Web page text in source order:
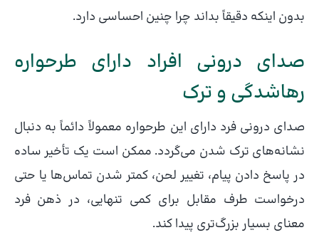
بدون اینکه دقیقاً بداند چرا چنین احساسی دارد.
صدای درونی افراد دارای طرحواره
رهاشدگی و ترک
صدای درونی فرد دارای این طرحواره معمولاً دائماً به دنبال
نشانه‌های ترک شدن می‌گردد. ممکن است یک تأخیر ساده
در پاسخ دادن پیام، تغییر لحن، کمتر شدن تماس‌ها یا حتی
درخواست طرف مقابل برای کمی تنهایی، در ذهن فرد
معنای بسیار بزرگ‌تری پیدا کند.